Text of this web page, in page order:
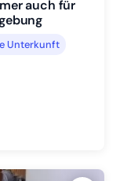
auch für
Unterkunft